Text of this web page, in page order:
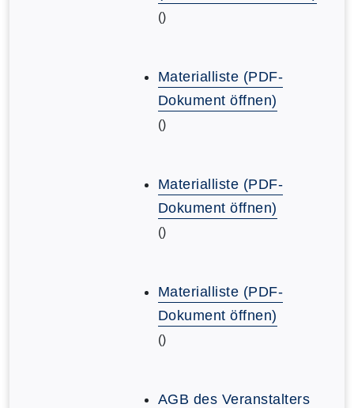
()
Materialliste (PDF-
Dokument öffnen)
()
Materialliste (PDF-
Dokument öffnen)
()
Materialliste (PDF-
Dokument öffnen)
()
AGB des Veranstalters